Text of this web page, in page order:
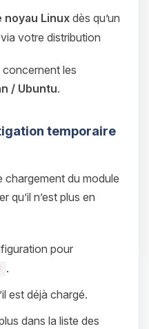
noyau Linux dès qu’un
votre distribution
les
/ Ubuntu.
temporaire
chargement du module
qu’il n’est plus en
pour
.
est déjà chargé.
dans la liste des